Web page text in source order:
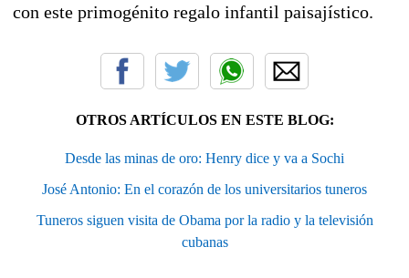
con este primogénito regalo infantil paisajístico.
OTROS ARTÍCULOS EN ESTE BLOG:
Desde las minas de oro: Henry dice y va a Sochi
José Antonio: En el corazón de los universitarios tuneros
Tuneros siguen visita de Obama por la radio y la televisión
cubanas